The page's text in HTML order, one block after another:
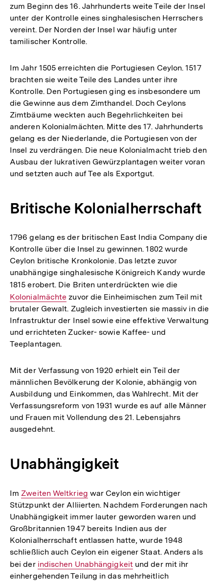
zum Beginn des 16. Jahrhunderts weite Teile der Insel
unter der Kontrolle eines singhalesischen Herrschers
vereint. Der Norden der Insel war häufig unter
tamilischer Kontrolle.
Im Jahr 1505 erreichten die Portugiesen Ceylon. 1517
brachten sie weite Teile des Landes unter ihre
Kontrolle. Den Portugiesen ging es insbesondere um
die Gewinne aus dem Zimthandel. Doch Ceylons
Zimtbäume weckten auch Begehrlichkeiten bei
anderen Kolonialmächten. Mitte des 17. Jahrhunderts
gelang es der Niederlande, die Portugiesen von der
Insel zu verdrängen. Die neue Kolonialmacht trieb den
Ausbau der lukrativen Gewürzplantagen weiter voran
und setzten auch auf Tee als Exportgut.
Britische Kolonialherrschaft
1796 gelang es der britischen East India Company die
Kontrolle über die Insel zu gewinnen. 1802 wurde
Ceylon britische Kronkolonie. Das letzte zuvor
unabhängige singhalesische Königreich Kandy wurde
1815 erobert. Die Briten unterdrückten wie die
Link:
Kolonialmächte zuvor die Einheimischen zum Teil mit
brutaler Gewalt. Zugleich investierten sie massiv in die
Infrastruktur der Insel sowie eine effektive Verwaltung
und errichteten Zucker- sowie Kaffee- und
Teeplantagen.
Mit der Verfassung von 1920 erhielt ein Teil der
männlichen Bevölkerung der Kolonie, abhängig von
Ausbildung und Einkommen, das Wahlrecht. Mit der
Verfassungsreform von 1931 wurde es auf alle Männer
und Frauen mit Vollendung des 21. Lebensjahrs
ausgedehnt.
Unabhängigkeit
Im Interner
Link:
Zweiten Weltkrieg war Ceylon ein wichtiger
Stützpunkt der Alliierten. Nachdem Forderungen nach
Unabhängigkeit immer lauter geworden waren und
Großbritannien 1947 bereits Indien aus der
Kolonialherrschaft entlassen hatte, wurde 1948
schließlich auch Ceylon ein eigener Staat. Anders als
bei der Interner
Link:
indischen Unabhängigkeitund der mit ihr
einhergehenden Teilung in das mehrheitlich